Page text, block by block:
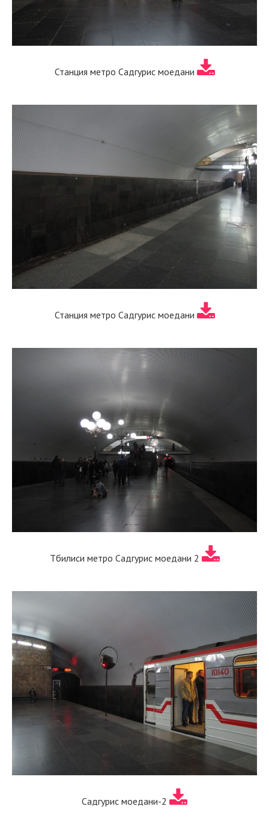
Станция метро Садгурис моедани
Станция метро Садгурис моедани
Тбилиси метро Садгурис моедани 2
Садгурис моедани-2